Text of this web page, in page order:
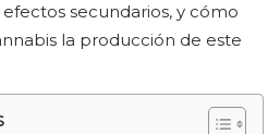
secundarios, y cómo
la producción de este